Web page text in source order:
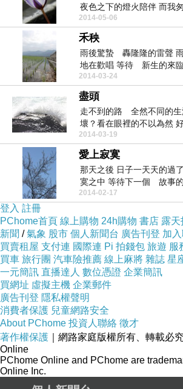
夜色之下的燈火陪伴 而我
2014-05-06
禾秧
雨後驚蟄 轟隆隆的雷聲
地在歡唱 等待 新生的來臨
2014-03-24
盡頭
走不到的路 全然不同的生
壞？看在眼裡的不以為然
...
2014-03-19
愛上寂寞
那天之後 日子一天天的過
寞之中 等待下一個 故事的
2014-02-17
登入 註冊
PChome首頁 線上購物 24h購物 書店 露天
新聞 /氣象 股市 個人新聞台 廣告刊登 加
買賣租屋 支付連 國際連 Pi 拍錢包 旅遊 服
買車 旅行團 汽車險推薦 線上麻將 雜誌 星
一元簡訊 直播達人 數位憑證 企業簡訊
買網址 虛擬主機 企業郵件
廣告刊登 隱私權聲明
消費者保護 兒童網路安全
About PChome 投資人聯絡 徵才
著作權保護 ｜網路家庭版權所有、轉載必究
Online
PChome Online and PChome are
Online Inc.